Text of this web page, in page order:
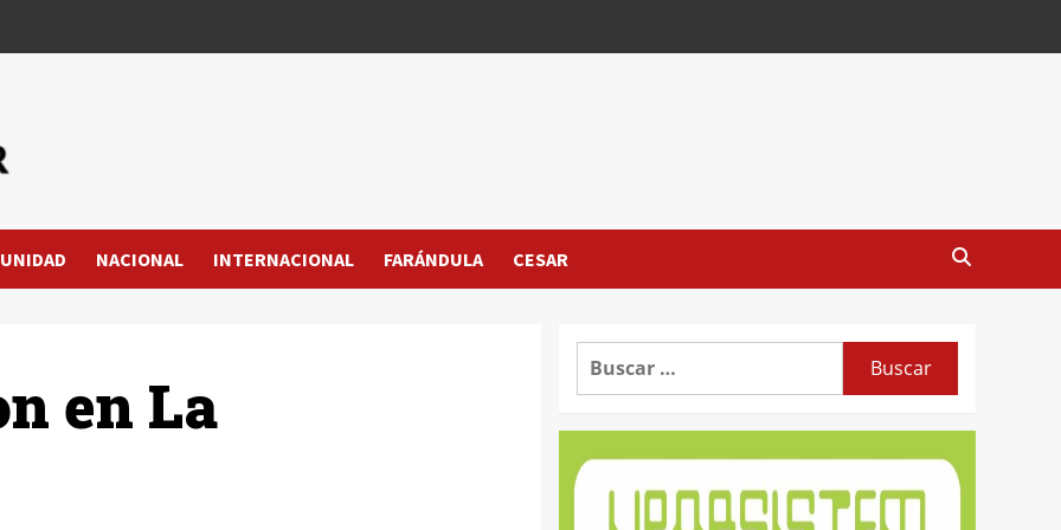
NACIONAL INTERNACIONAL FARÁNDULA CESAR
en La
Buscar: